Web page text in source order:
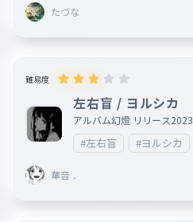
たづな
難易度
左右盲 / ヨルシカ
アルバム幻燈 リリース
ンルポップ・ミュージック、 ロック
com/watch?v=1IlTeOMCNJU 映画、『今夜、世界からこの
恋が消えても』の主題歌 。
#左右盲 #ヨルシカ
華音 ．